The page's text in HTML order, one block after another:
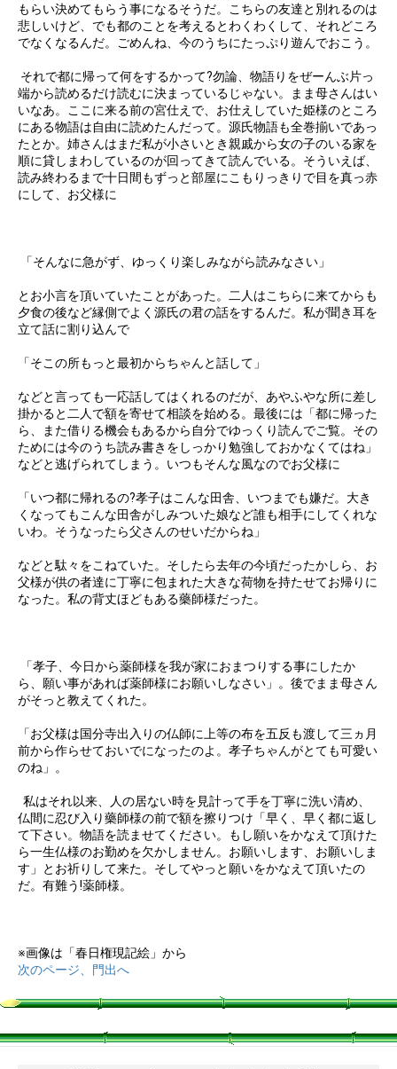
もらい決めてもらう事になるそうだ。こちらの友達と別れるのは
悲しいけど、でも都のことを考えるとわくわくして、それどころ
でなくなるんだ。ごめんね、今のうちにたっぷり遊んでおこう。
それで都に帰って何をするかって?勿論、物語りをぜーんぶ片っ
端から読めるだけ読むに決まっているじゃない。まま母さんはい
いなあ。ここに来る前の宮仕えで、お仕えしていた姫様のところ
にある物語は自由に読めたんだって。源氏物語も全巻揃いであっ
たとか。姉さんはまだ私が小さいとき親戚から女の子のいる家を
順に貸しまわしているのが回ってきて読んでいる。そういえば、
読み終わるまで十日間もずっと部屋にこもりっきりで目を真っ赤
にして、お父様に
「そんなに急がず、ゆっくり楽しみながら読みなさい」
とお小言を頂いていたことがあった。二人はこちらに来てからも
夕食の後など縁側でよく源氏の君の話をするんだ。私が聞き耳を
立て話に割り込んで
「そこの所もっと最初からちゃんと話して」
などと言っても一応話してはくれるのだが、あやふやな所に差し
掛かると二人で額を寄せて相談を始める。最後には「都に帰った
ら、また借りる機会もあるから自分でゆっくり読んでご覧。その
ためには今のうち読み書きをしっかり勉強しておかなくてはね」
などと逃げられてしまう。いつもそんな風なのでお父様に
「いつ都に帰れるの?孝子はこんな田舎、いつまでも嫌だ。大き
くなってもこんな田舎がしみついた娘など誰も相手にしてくれな
いわ。そうなったら父さんのせいだからね」
などと駄々をこねていた。そしたら去年の今頃だったかしら、お
父様が供の者達に丁寧に包まれた大きな荷物を持たせてお帰りに
なった。私の背丈ほどもある藥師様だった。
「孝子、今日から薬師様を我が家におまつりする事にしたか
ら、願い事があれば薬師様にお願いしなさい」。後でまま母さん
がそっと教えてくれた。
「お父様は国分寺出入りの仏師に上等の布を五反も渡して三ヵ月
前から作らせておいでになったのよ。孝子ちゃんがとても可愛い
のね」。
私はそれ以来、人の居ない時を見計って手を丁寧に洗い清め、
仏間に忍び入り藥師様の前で額を擦りつけ「早く、早く都に返し
て下さい。物語を読ませてください。もし願いをかなえて頂けた
ら一生仏様のお勤めを欠かしません。お願いします、お願いしま
す」とお祈りして来た。そしてやっと願いをかなえて頂いたの
だ。有難う!薬師様。
※画像は「春日権現記絵」から
次のページ、門出へ